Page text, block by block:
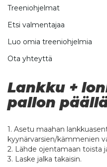
Treeniohjelmat
Etsi valmentajaa
Luo omia treeniohjelmia
Ota yhteyttä
Lankku +
pallon
1. Asetu maahan
kyynärvarsien/kämmenien
2. Lähde ojentamaan toista
3. Laske jalka takaisin.